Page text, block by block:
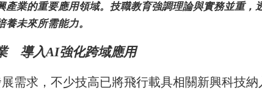
產業的重要應用領域。技職教育強調理論與實務並重
未來所需能力。
導入AI強化跨域應用
需求，不少技高已將飛行載具相關新興科技